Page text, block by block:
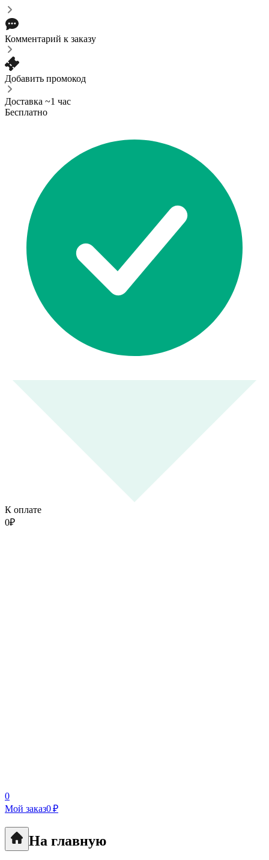
Комментарий к заказу
Добавить промокод
Доставка ~1 час
Бесплатно
К оплате
0₽
0
Мой заказ0 ₽
На главную